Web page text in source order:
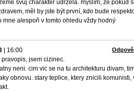
svůj charakter udržela. myslím, že pokud
měl by jste být první, kdo bude
mne alespoň v tomto ohledu vždy hodný
16:00
jsem cizinec.
neni. cim vic se na tu architekturu divam,
obnovu. stary teplice, ktery znicili komunisti,